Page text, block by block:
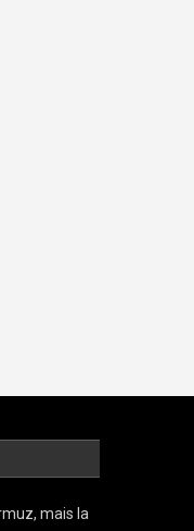
mais la